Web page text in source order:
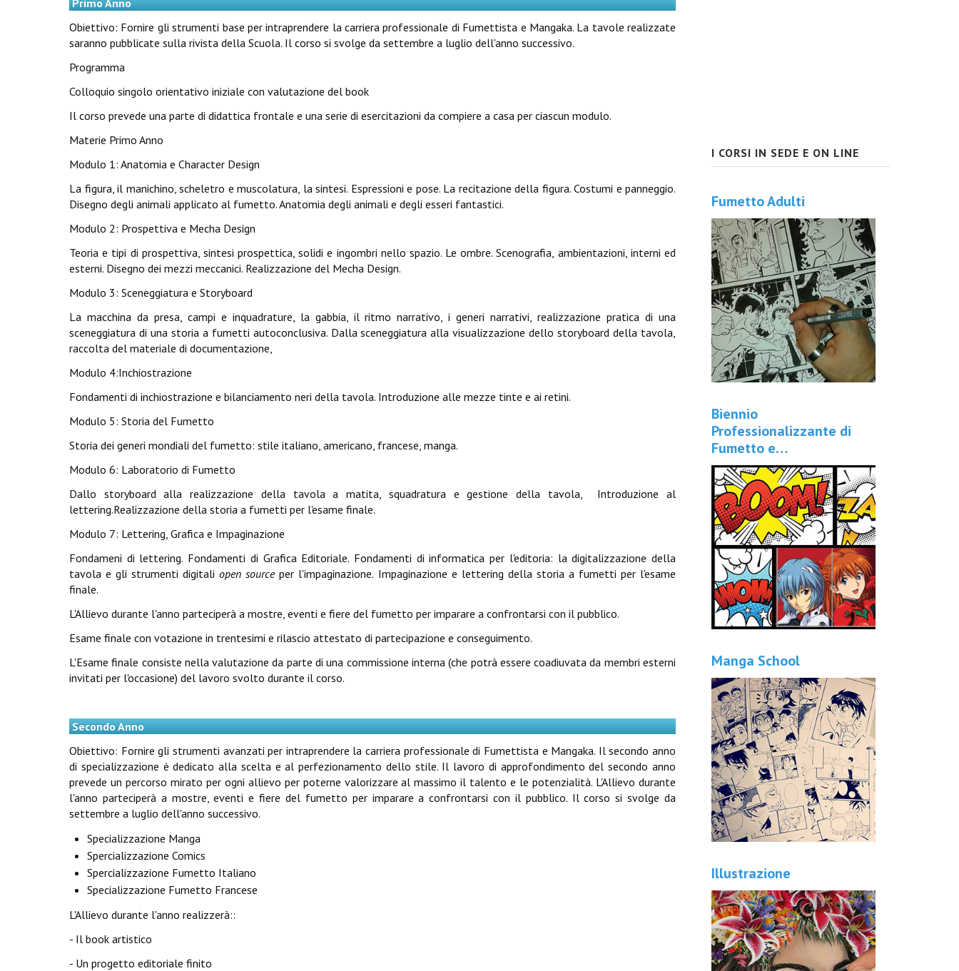
Primo Anno
Obiettivo: Fornire gli strumenti base per intraprendere la carriera professionale di Fumettista e Mangaka. La tavole realizzate
saranno pubblicate sulla rivista della Scuola. Il corso si svolge da settembre a luglio dell'anno successivo.
Programma
Colloquio singolo orientativo iniziale con valutazione del book
Il corso prevede una parte di didattica frontale e una serie di esercitazioni da compiere a casa per ciascun modulo.
Materie Primo Anno
Modulo 1: Anatomia e Character Design
La figura, il manichino, scheletro e muscolatura, la sintesi. Espressioni e pose. La recitazione della figura. Costumi e panneggio.
Disegno degli animali applicato al fumetto. Anatomia degli animali e degli esseri fantastici.
Modulo 2: Prospettiva e Mecha Design
Teoria e tipi di prospettiva, sintesi prospettica, solidi e ingombri nello spazio. Le ombre. Scenografia, ambientazioni, interni ed
esterni. Disegno dei mezzi meccanici. Realizzazione del Mecha Design.
Modulo 3: Sceneggiatura e Storyboard
La macchina da presa, campi e inquadrature, la gabbia, il ritmo narrativo, i generi narrativi, realizzazione pratica di una
sceneggiatura di una storia a fumetti autoconclusiva. Dalla sceneggiatura alla visualizzazione dello storyboard della tavola,
raccolta del materiale di documentazione,
Modulo 4:Inchiostrazione
Fondamenti di inchiostrazione e bilanciamento neri della tavola. Introduzione alle mezze tinte e ai retini.
Modulo 5: Storia del Fumetto
Storia dei generi mondiali del fumetto: stile italiano, americano, francese, manga.
Modulo 6: Laboratorio di Fumetto
Dallo storyboard alla realizzazione della tavola a matita, squadratura e gestione della tavola, Introduzione al
lettering.Realizzazione della storia a fumetti per l'esame finale.
Modulo 7: Lettering, Grafica e Impaginazione
Fondameni di lettering. Fondamenti di Grafica Editoriale. Fondamenti di informatica per l'editoria: la digitalizzazione della
tavola e gli strumenti digitaliopen sourceper l'impaginazione. Impaginazione e lettering della storia a fumetti per l'esame
finale.
L'Allievo durante l'anno parteciperà a mostre, eventi e fiere del fumetto per imparare a confrontarsi con il pubblico.
Esame finale con votazione in trentesimi e rilascio attestato di partecipazione e conseguimento.
L'Esame finale consiste nella valutazione da parte di una commissione interna (che potrà essere coadiuvata da membri esterni
invitati per l'occasione) del lavoro svolto durante il corso.
Secondo Anno
Obiettivo: Fornire gli strumenti avanzati per intraprendere la carriera professionale di Fumettista e Mangaka. Il secondo anno
di specializzazione è dedicato alla scelta e al perfezionamento dello stile. Il lavoro di approfondimento del secondo anno
prevede un percorso mirato per ogni allievo per poterne valorizzare al massimo il talento e le potenzialità. L'Allievo durante
l'anno parteciperà a mostre, eventi e fiere del fumetto per imparare a confrontarsi con il pubblico. Il corso si svolge da
settembre a luglio dell'anno successivo.
Specializzazione Manga
Spercializzazione Comics
Spercializzazione Fumetto Italiano
Specializzazione Fumetto Francese
L'Allievo durante l'anno realizzerà::
- Il book artistico
- Un progetto editoriale finito
I CORSI IN SEDE E ON LINE
Fumetto Adulti
Biennio
Professionalizzante di
Fumetto e…
Manga School
Illustrazione